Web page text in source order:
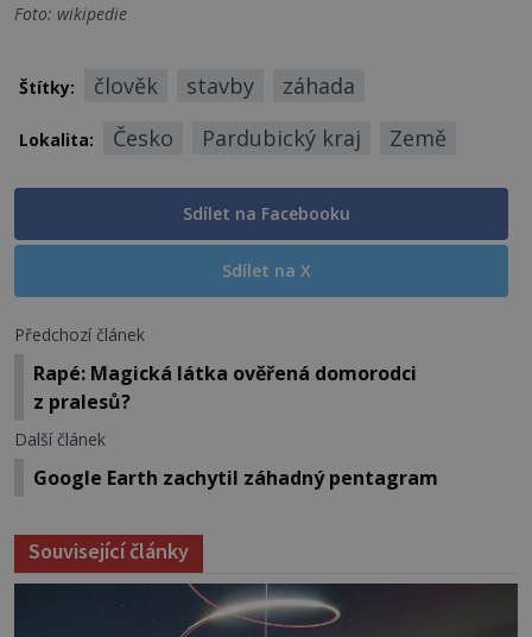
Foto: wikipedie
Štítky: člověk stavby záhada
Lokalita: Česko Pardubický kraj Země
Sdílet na Facebooku
Sdílet na X
Předchozí článek
Rapé: Magická látka ověřená domorodci
z pralesů?
Další článek
Google Earth zachytil záhadný pentagram
Související články